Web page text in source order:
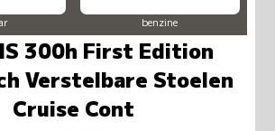
benzine
300h First Edition
Verstelbare Stoelen
Cruise Cont